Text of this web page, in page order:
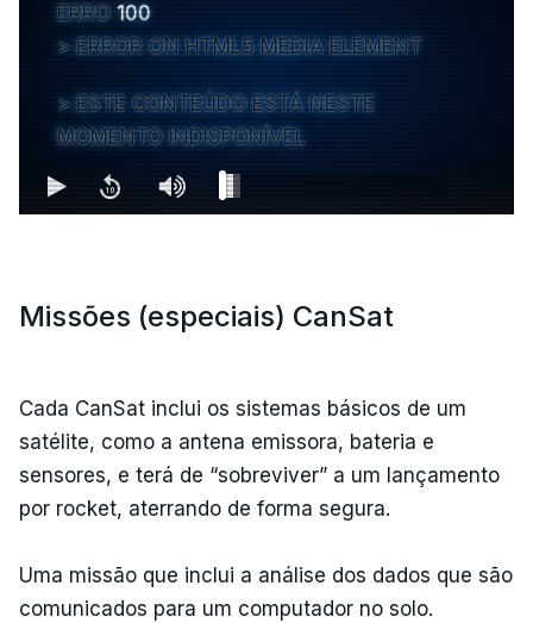
ERRO 100
ERROR ON HTML5 MEDIA ELEMENT
ESTE CONTEÚDO ESTÁ NESTE
MOMENTO INDISPONÍVEL
Missões (especiais) CanSat
Cada CanSat inclui os sistemas básicos de um
satélite, como a antena emissora, bateria e
sensores, e terá de “sobreviver” a um lançamento
por rocket, aterrando de forma segura.
Uma missão que inclui a análise dos dados que são
comunicados para um computador no solo.